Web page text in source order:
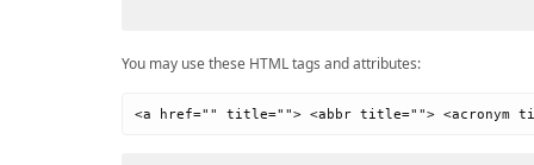
You may use these HTML tags and attributes:
<a href="" title=""> <abbr title=""> <acronym